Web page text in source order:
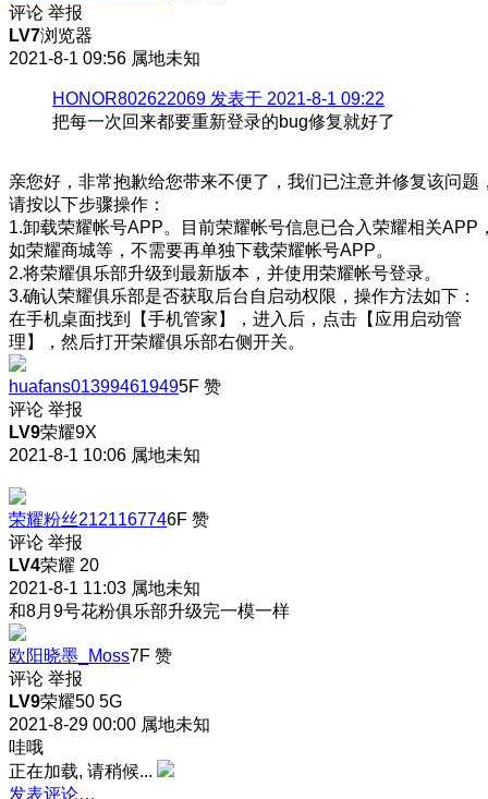
评论 举报
LV7浏览器
2021-8-1 09:56 属地未知
HONOR802622069 发表于 2021-8-1 09:22
把每一次回来都要重新登录的bug修复就好了
亲您好，非常抱歉给您带来不便了，我们已注意并修复该问题
请按以下步骤操作：
1.卸载荣耀帐号APP。目前荣耀帐号信息已合入荣耀相关APP
如荣耀商城等，不需要再单独下载荣耀帐号APP。
2.将荣耀俱乐部升级到最新版本，并使用荣耀帐号登录。
3.确认荣耀俱乐部是否获取后台自启动权限，操作方法如下：
在手机桌面找到【手机管家】，进入后，点击【应用启动管
理】，然后打开荣耀俱乐部右侧开关。
huafans013994619495F 赞
评论 举报
LV9荣耀9X
2021-8-1 10:06 属地未知
荣耀粉丝2121167746F 赞
评论 举报
LV4荣耀 20
2021-8-1 11:03 属地未知
和8月9号花粉俱乐部升级完一模一样
欧阳晓墨_Moss7F 赞
评论 举报
LV9荣耀50 5G
2021-8-29 00:00 属地未知
哇哦
正在加载, 请稍候...
发表评论…